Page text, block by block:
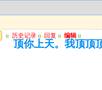
u 历史记录 u 回复 u 编辑 u
顶你上天。我顶顶